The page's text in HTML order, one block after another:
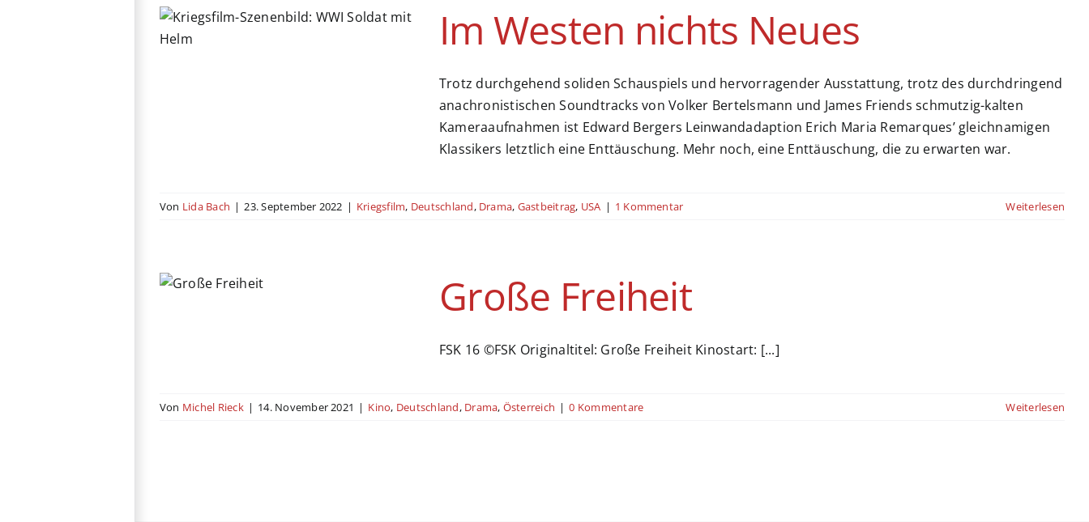
Im Westen nichts Neues
Trotz durchgehend soliden Schauspiels und hervorragender Ausstattung, trotz des durchdringend
anachronistischen Soundtracks von Volker Bertelsmann und James Friends schmutzig-kalten
Kameraaufnahmen ist Edward Bergers Leinwandadaption Erich Maria Remarques’ gleichnamigen
Klassikers letztlich eine Enttäuschung. Mehr noch, eine Enttäuschung, die zu erwarten war.
Von Lida Bach | 23. September 2022 | Kriegsfilm, Deutschland, Drama, Gastbeitrag, USA | 1 Kommentar Weiterlesen
Große Freiheit
FSK 16 ©FSK Originaltitel: Große Freiheit Kinostart: [...]
Von Michel Rieck | 14. November 2021 | Kino, Deutschland, Drama, Österreich | 0 Kommentare Weiterlesen